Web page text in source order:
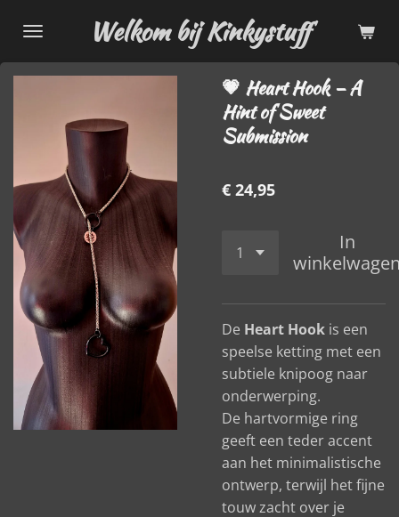
direct
naar
Welkom bij Kinkystuff
💗 Heart Hook – A
Hint of Sweet
Submission
€ 24,95
In
De Heart Hook is een
speelse ketting met een
subtiele knipoog naar
onderwerping.
De hartvormige ring
geeft een teder accent
aan het minimalistische
ontwerp, terwijl het fijne
touw zacht over je